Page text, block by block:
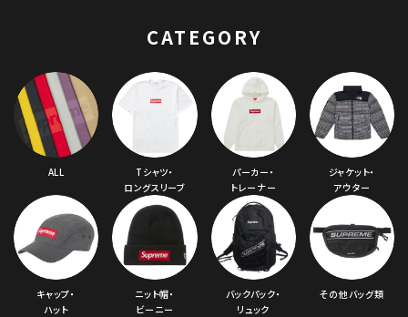
CATEGORY
ALL
Tシャツ・
ロングスリーブ
パーカー・
トレーナー
ジャケット・
アウター
キャップ・
ハット
ニット帽・
ビーニー
バックパック・
リュック
その他バッグ類